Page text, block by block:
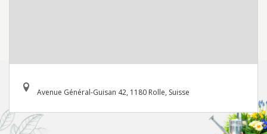
Avenue Général-Guisan 42, 1180 Rolle, Suisse